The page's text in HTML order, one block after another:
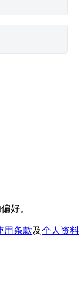
好。
用条款及个人资料